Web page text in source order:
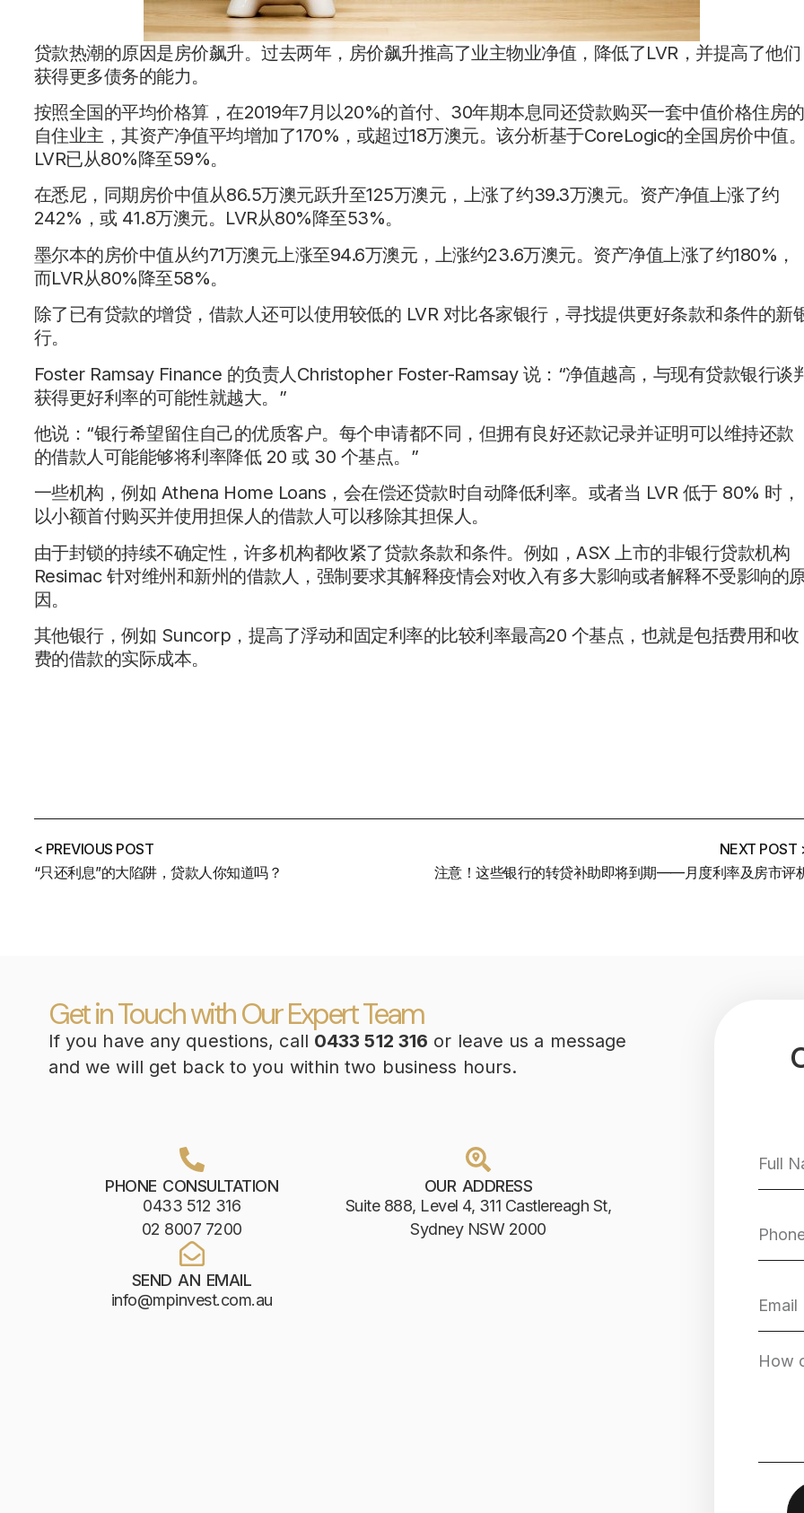
贷款热潮的原因是房价飙升。过去两年，房价飙升推高了业主物业净值，降低了LVR，并提高了他们
获得更多债务的能力。
按照全国的平均价格算，在2019年7月以20%的首付、30年期本息同还贷款购买一套中值价格住房的
自住业主，其资产净值平均增加了170%，或超过18万澳元。该分析基于CoreLogic的全国房价中值。
LVR已从80%降至59%。
在悉尼，同期房价中值从86.5万澳元跃升至125万澳元，上涨了约39.3万澳元。资产净值上涨了约
242%，或 41.8万澳元。LVR从80%降至53%。
墨尔本的房价中值从约71万澳元上涨至94.6万澳元，上涨约23.6万澳元。资产净值上涨了约180%，
而LVR从80%降至58%。
除了已有贷款的增贷，借款人还可以使用较低的 LVR 对比各家银行，寻找提供更好条款和条件的新
行。
Foster Ramsay Finance 的负责人Christopher Foster-Ramsay 说：“净值越高，与现有贷款银行谈
获得更好利率的可能性就越大。”
他说：“银行希望留住自己的优质客户。每个申请都不同，但拥有良好还款记录并证明可以维持还款
的借款人可能能够将利率降低 20 或 30 个基点。”
一些机构，例如 Athena Home Loans，会在偿还贷款时自动降低利率。或者当 LVR 低于 80% 时，
以小额首付购买并使用担保人的借款人可以移除其担保人。
由于封锁的持续不确定性，许多机构都收紧了贷款条款和条件。例如，ASX 上市的非银行贷款机构
Resimac 针对维州和新州的借款人，强制要求其解释疫情会对收入有多大影响或者解释不受影响的
因。
其他银行，例如 Suncorp，提高了浮动和固定利率的比较利率最高20 个基点，也就是包括费用和收
费的借款的实际成本。
< PREVIOUS POST
“只还利息”的大陷阱，贷款人你知道吗？
NEXT POST
注意！这些银行的转贷补助即将到期——月度利率及房市评
Get in Touch with Our Expert Team
If you have any questions, call 0433 512 316 or leave us a message
and we will get back to you within two business hours.
PHONE CONSULTATION
0433 512 316
02 8007 7200
OUR ADDRESS
Suite 888, Level 4, 311 Castlereagh St,
Sydney NSW 2000
SEND AN EMAIL
info@mpinvest.com.au